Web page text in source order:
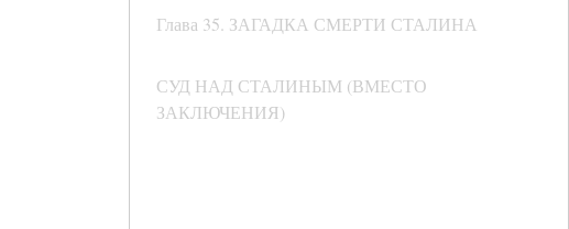
Глава 35. ЗАГАДКА СМЕРТИ СТАЛИНА
СУД НАД СТАЛИНЫМ (ВМЕСТО
ЗАКЛЮЧЕНИЯ)